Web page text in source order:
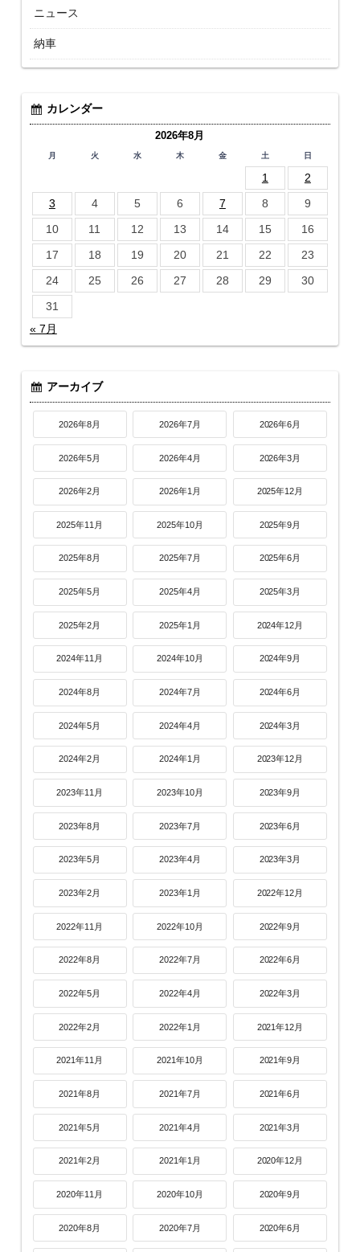
ニュース
納車
カレンダー
2026年8月
月 火 水 木 金 土 日
1
2
3
4 5 6 7 8
9
10
11 12 13 14 15
16
17
18 19 20 21 22
23
24
25 26 27 28 29
30
31
« 7月
アーカイブ
2026年8月 2026年7月 2026年6月
2026年5月 2026年4月 2026年3月
2026年2月 2026年1月 2025年12月
2025年11月 2025年10月 2025年9月
2025年8月 2025年7月 2025年6月
2025年5月 2025年4月 2025年3月
2025年2月 2025年1月 2024年12月
2024年11月 2024年10月 2024年9月
2024年8月 2024年7月 2024年6月
2024年5月 2024年4月 2024年3月
2024年2月 2024年1月 2023年12月
2023年11月 2023年10月 2023年9月
2023年8月 2023年7月 2023年6月
2023年5月 2023年4月 2023年3月
2023年2月 2023年1月 2022年12月
2022年11月 2022年10月 2022年9月
2022年8月 2022年7月 2022年6月
2022年5月 2022年4月 2022年3月
2022年2月 2022年1月 2021年12月
2021年11月 2021年10月 2021年9月
2021年8月 2021年7月 2021年6月
2021年5月 2021年4月 2021年3月
2021年2月 2021年1月 2020年12月
2020年11月 2020年10月 2020年9月
2020年8月 2020年7月 2020年6月